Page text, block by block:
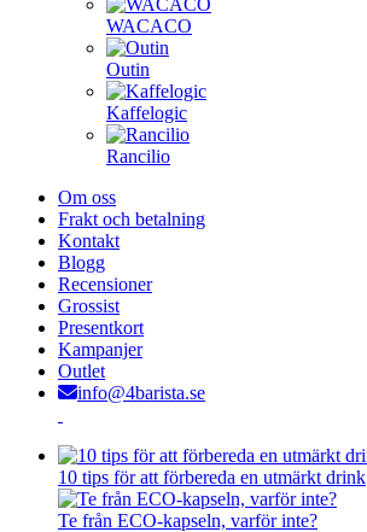
WACACO
Outin
Kaffelogic
Rancilio
Om oss
Frakt och betalning
Kontakt
Blogg
Recensioner
Grossist
Presentkort
Kampanjer
Outlet
info@4barista.se
10 tips för att förbereda en utmärkt drink
Te från ECO-kapseln, varför inte?